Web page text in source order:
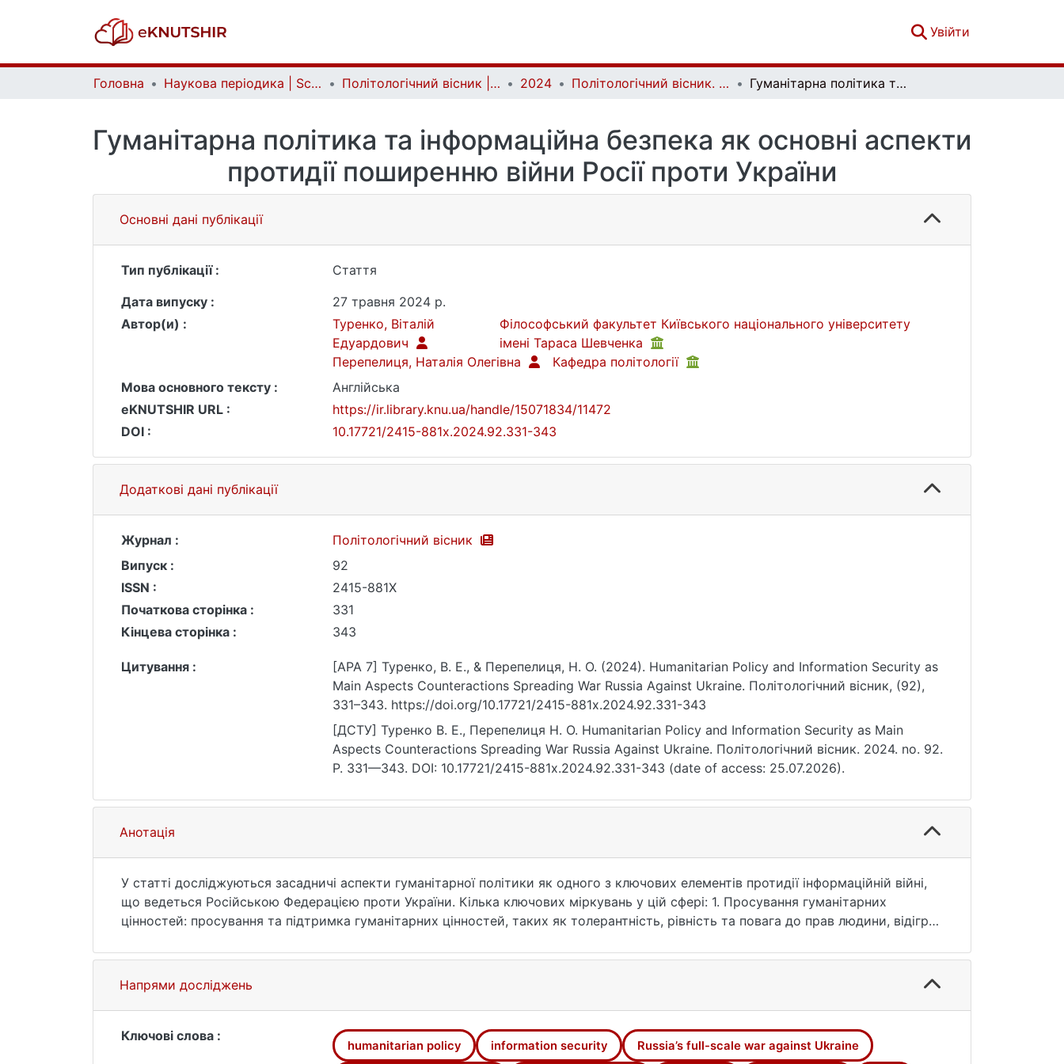
Увійти
Головна Наукова періодика | Scientific periodicals Політологічний вісник | Politology bulletin 2024 Політологічний вісник. Випуск 92 Гуманітарна політика та інформаційна безпека як основні аспекти протидії поширенню війни Росії проти України
Гуманітарна політика та інформаційна безпека як основні аспекти
протидії поширенню війни Росії проти України
Основні дані публікації
Тип публікації :
Стаття
Дата випуску :
27 травня 2024 р.
Автор(и) :
Туренко, Віталій
Едуардович
Філософський факультет Київського національного університету
імені Тараса Шевченка
Перепелиця, Наталія Олегівна
Кафедра політології
Мова основного тексту :
Англійська
eKNUTSHIR URL :
https://ir.library.knu.ua/handle/15071834/11472
DOI :
10.17721/2415-881x.2024.92.331-343
Додаткові дані публікації
Журнал :
Політологічний вісник
Випуск :
92
ISSN :
2415-881X
Початкова сторінка :
331
Кінцева сторінка :
343
Цитування :
[APA 7] Туренко, В. Е., & Перепелиця, Н. О. (2024). Humanitarian Policy and Information Security as
Main Aspects Counteractions Spreading War Russia Against Ukraine. Політологічний вісник, (92),
331–343. https://doi.org/10.17721/2415-881x.2024.92.331-343
[ДСТУ] Туренко В. Е., Перепелиця Н. О. Humanitarian Policy and Information Security as Main
Aspects Counteractions Spreading War Russia Against Ukraine. Політологічний вісник. 2024. no. 92.
P. 331—343. DOI: 10.17721/2415-881x.2024.92.331-343 (date of access: 25.07.2026).
Анотація
У статті досліджуються засадничі аспекти гуманітарної політики як одного з ключових елементів протидії інформаційній війні,
що ведеться Російською Федерацією проти України. Кілька ключових міркувань у цій сфері: 1. Просування гуманітарних
цінностей: просування та підтримка гуманітарних цінностей, таких як толерантність, рівність та повага до прав людини, відіграє
та взаємоповазі між різними культурами та національностями, має важливе значення. 3. Забезпечення прав і свобод громадян:
влада має взяти на себе відповідальність за захист фундаментальних прав і свобод, зокрема свободи слова, права на
інформацію та приватність; 4. Підвищення медіаграмотності: ініціативи, спрямовані на підвищення медіаграмотності населення,
мають вирішальне значення. люди з підвищеною медіаграмотністю менш схильні до маніпуляцій. 5. Міжнародна співпраця та
дипломатія: спільні зусилля та дипломатичні зусилля необхідні для обміну кращими практиками в гуманітарній політиці та
протидії інформаційній агресії. 6. Надання гуманітарної допомоги: надання гуманітарної допомоги та підтримки тим, хто
Напрями досліджень
Ключові слова :
humanitarian policy information security Russia’s full-scale war against Ukraine